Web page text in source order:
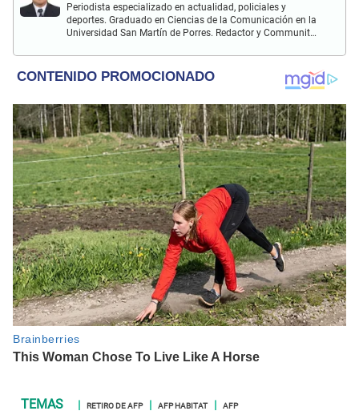
Periodista especializado en actualidad, policiales y
deportes. Graduado en Ciencias de la Comunicación en la
Universidad San Martín de Porres. Redactor y Communit
con política, fútbol peruano e internacional, economía,
coyuntura nacional y mundial.
RETIRO DE AFP AFP HABITAT AFP